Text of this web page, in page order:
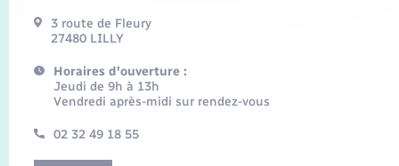
3 route de Fleury
27480 LILLY
Horaires d'ouverture :
Jeudi de 9h à 13h
Vendredi après-midi sur rendez-vous
02 32 49 18 55